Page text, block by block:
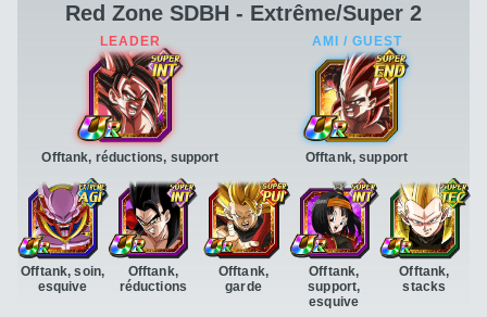
Red Zone SDBH - Extrême/Super 2
Offtank, réductions, support
Offtank, soin,
esquive
Offtank,
réductions
Offtank,
garde
Offtank,
support,
esquive
Offtank,
stacks
Offtank, support